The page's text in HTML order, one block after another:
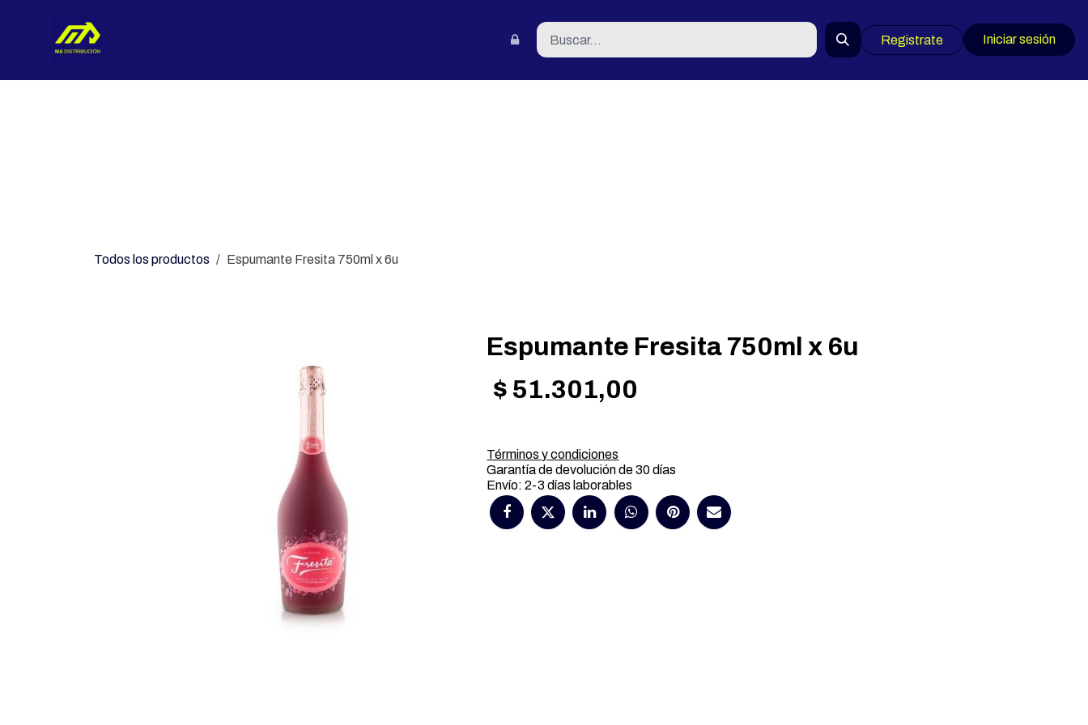
Registrate Iniciar sesión
Todos los productos Espumante Fresita 750ml x 6u
Espumante Fresita 750ml x 6u
$ 51.301,00
Términos y condiciones
Garantía de devolución de 30 días
Envío: 2-3 días laborables